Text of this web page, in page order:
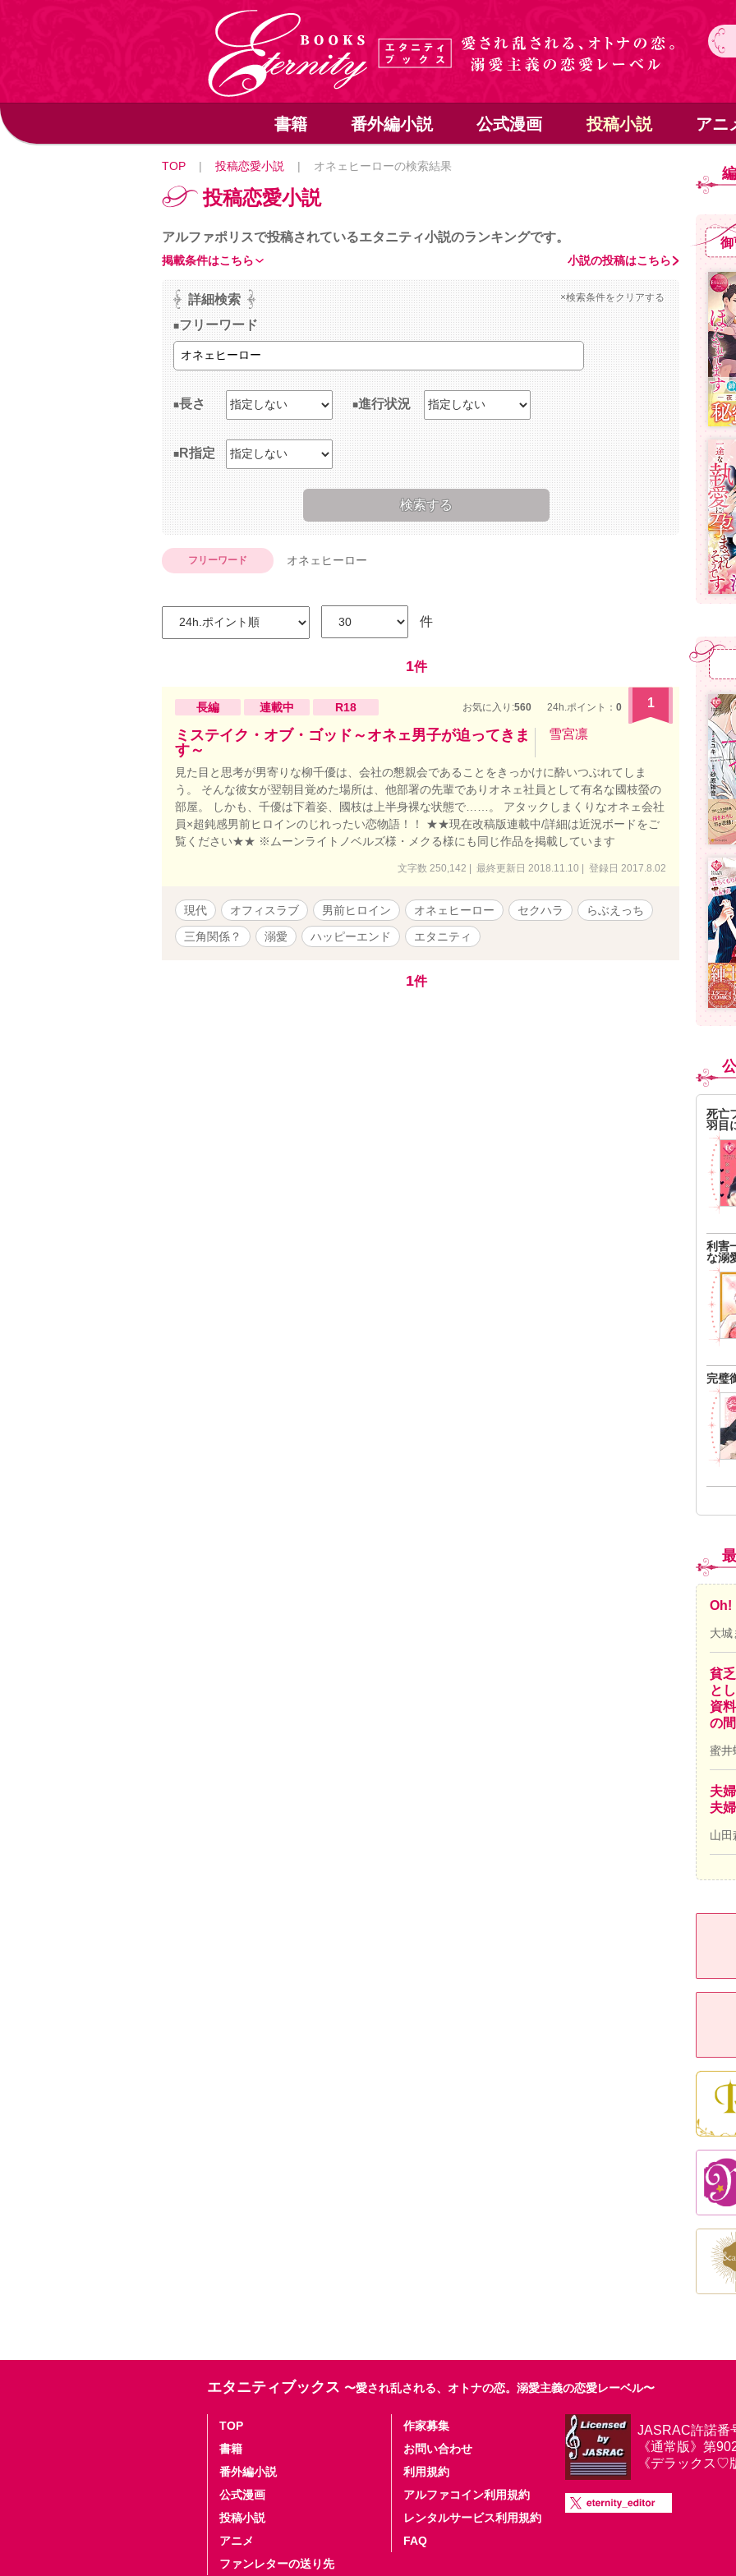
書籍 番外編小説 公式漫画 投稿小説 アニ
TOP | 投稿恋愛小説 | オネェヒーローの検索結果
投稿恋愛小説
アルファポリスで投稿されているエタニティ小説のランキングです。
小説の投稿はこちら
掲載条件はこちら
詳細検索 ×検索条件をクリアする
フリーワード
長さ 進行状況
R指定
フリーワード オネェヒーロー
件
1件
長編 連載中 R18 お気に入り:560 24h.ポイント： 0 1
ミステイク・オブ・ゴッド～オネェ男子が迫ってきま
す～
雪宮凛
見た目と思考が男寄りな柳千優は、会社の懇親会であることをきっかけに酔いつぶれてしま
う。 そんな彼女が翌朝目覚めた場所は、他部署の先輩でありオネェ社員として有名な國枝螢の
部屋。 しかも、千優は下着姿、國枝は上半身裸な状態で……。 アタックしまくりなオネェ会社
員×超鈍感男前ヒロインのじれったい恋物語！！ ★★現在改稿版連載中/詳細は近況ボードをご
覧ください★★ ※ムーンライトノベルズ様・メクる様にも同じ作品を掲載しています
文字数 250,142 | 最終更新日 2018.11.10 | 登録日 2017.8.02
現代 オフィスラブ 男前ヒロイン オネェヒーロー セクハラ
らぶえっち
三角関係？
溺愛 ハッピーエンド エタニティ
1件
死亡
羽目
利害
な溺
完璧
Oh!
大城
貧
と
資
の
蜜井
夫
夫
山田
エタニティブックス 〜愛され乱される、オトナの恋。溺愛主義の恋愛レーベル〜
TOP
書籍
番外編小説
公式漫画
投稿小説
アニメ
ファンレターの送り先
作家募集
お問い合わせ
利用規約
アルファコイン利用規約
レンタルサービス利用規約
FAQ
JASRAC許諾番
《通常版》第
《デラックス♡